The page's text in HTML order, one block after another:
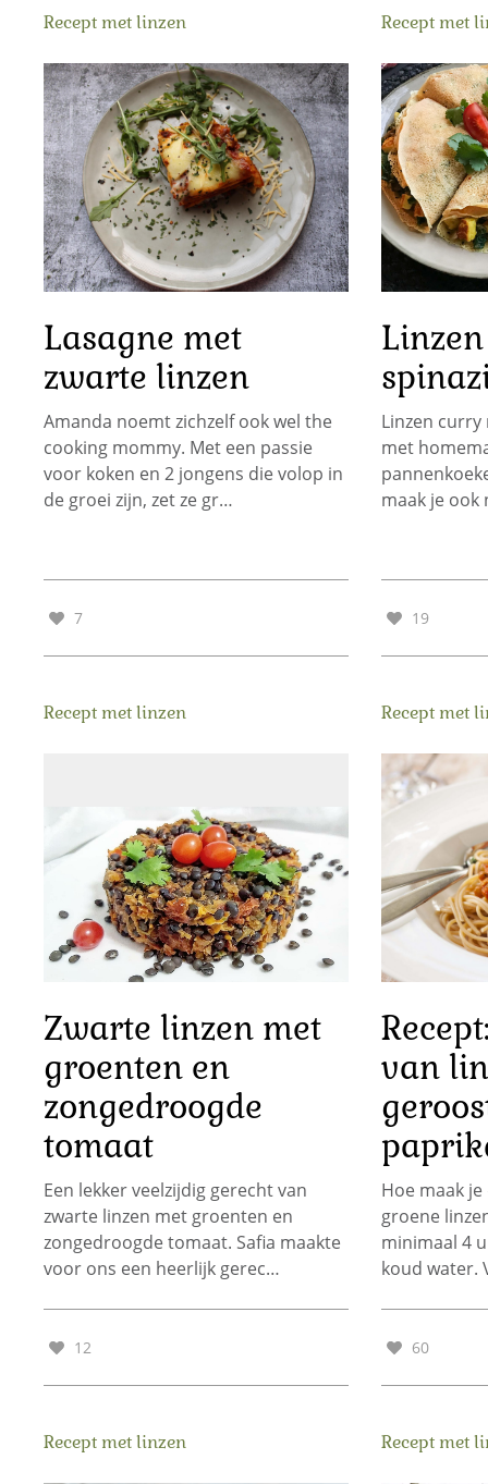
Recept met linzen
Lasagne met
zwarte linzen
Amanda noemt zichzelf ook wel the
cooking mommy. Met een passie
voor koken en 2 jongens die volop in
de groei zijn, zet ze gr…
7
Recept met
Linzen
met
maak je ook
19
Recept met linzen
Zwarte linzen met
groenten en
zongedroogde
tomaat
Een lekker veelzijdig gerecht van
zwarte linzen met groenten en
zongedroogde tomaat. Safia maakte
voor ons een heerlijk gerec…
12
Recept met
van
Hoe maak
groene
minimaal 4
koud water.
60
Recept met linzen Recept met